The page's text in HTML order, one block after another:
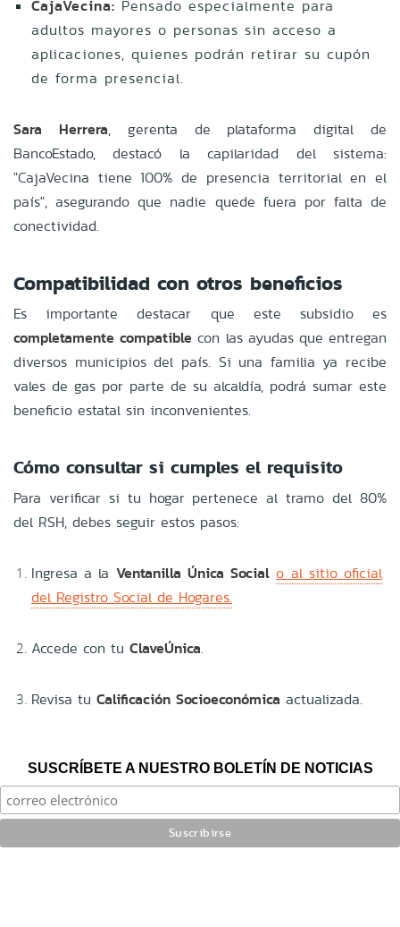
CajaVecina: Pensado especialmente para
adultos mayores o personas sin acceso a
aplicaciones, quienes podrán retirar su cupón
de forma presencial.
Sara Herrera, gerenta de plataforma digital de
BancoEstado, destacó la capilaridad del sistema:
"CajaVecina tiene 100% de presencia territorial en el
país", asegurando que nadie quede fuera por falta de
conectividad.
Compatibilidad con otros beneficios
Es importante destacar que este subsidio es
completamente compatible con las ayudas que entregan
diversos municipios del país. Si una familia ya recibe
vales de gas por parte de su alcaldía, podrá sumar este
beneficio estatal sin inconvenientes.
Cómo consultar si cumples el requisito
Para verificar si tu hogar pertenece al tramo del 80%
del RSH, debes seguir estos pasos:
Ingresa a la Ventanilla Única Social o al sitio oficial
del Registro Social de Hogares.
Accede con tu ClaveÚnica.
Revisa tu Calificación Socioeconómica actualizada.
SUSCRÍBETE A NUESTRO BOLETÍN DE NOTICIAS